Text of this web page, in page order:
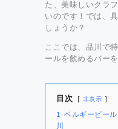
た、美味しいクラ
いのです！では、
しょうか？
ここでは、品川で
ールを飲めるバー
目次 非表示
1 ベルギービー
川